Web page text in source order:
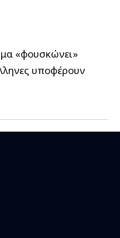
«φουσκώνει»
υποφέρουν